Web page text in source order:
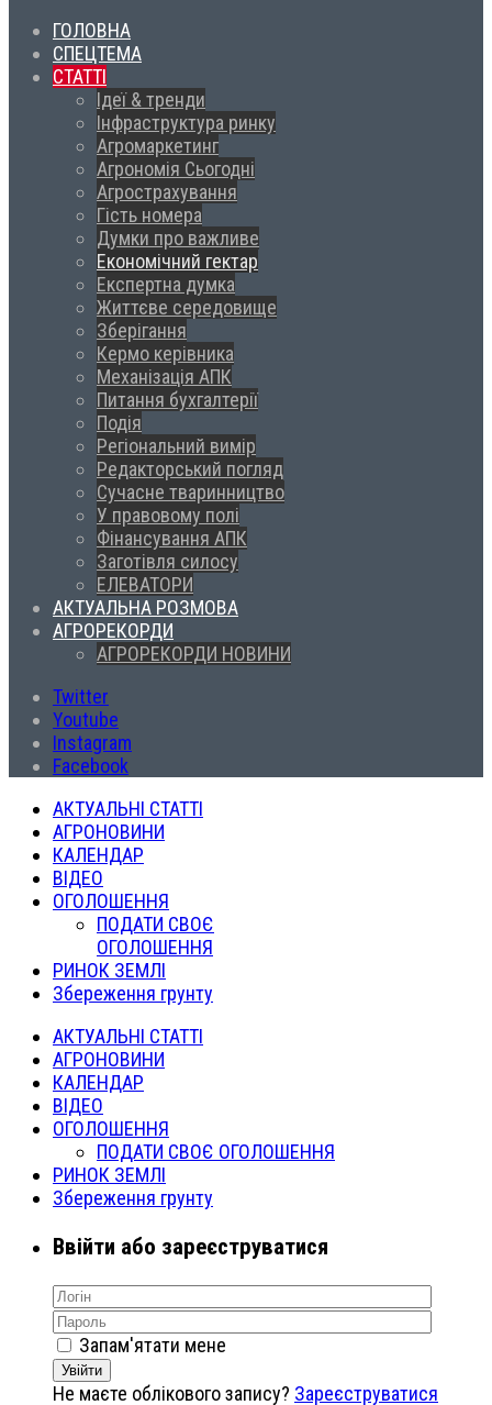
ГОЛОВНА
СПЕЦТЕМА
СТАТТІ
Ідеї & тренди
Інфраструктура ринку
Агромаркетинг
Агрономія Сьогодні
Агрострахування
Гість номера
Думки про важливе
Економічний гектар
Експертна думка
Життєве середовище
Зберігання
Кермо керівника
Механізація АПК
Питання бухгалтерії
Подія
Регіональний вимір
Редакторський погляд
Сучасне тваринництво
У правовому полі
Фінансування АПК
Заготівля силосу
ЕЛЕВАТОРИ
АКТУАЛЬНА РОЗМОВА
АГРОРЕКОРДИ
АГРОРЕКОРДИ НОВИНИ
Twitter
Youtube
Instagram
Facebook
АКТУАЛЬНІ СТАТТІ
АГРОНОВИНИ
КАЛЕНДАР
ВІДЕО
ОГОЛОШЕННЯ
ПОДАТИ СВОЄ
ОГОЛОШЕННЯ
РИНОК ЗЕМЛІ
Збереження грунту
АКТУАЛЬНІ СТАТТІ
АГРОНОВИНИ
КАЛЕНДАР
ВІДЕО
ОГОЛОШЕННЯ
ПОДАТИ СВОЄ ОГОЛОШЕННЯ
РИНОК ЗЕМЛІ
Збереження грунту
Ввійти або зареєструватися
Запам'ятати мене
Увійти
Не маєте облікового запису? Зареєструватися